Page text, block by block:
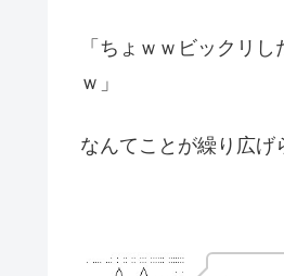
「ちょｗｗビックリ
ｗ」
なんてことが繰り広げ